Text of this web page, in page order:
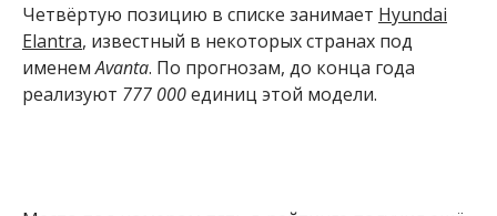
Четвёртую позицию в списке занимает Hyundai
Elantra, известный в некоторых странах под
именемAvanta. По прогнозам, до конца года
реализуют 777 000единиц этой модели.